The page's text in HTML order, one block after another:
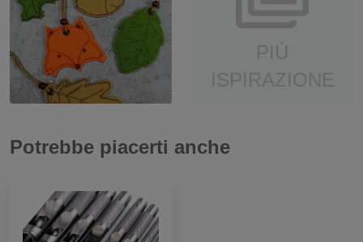
Potrebbe piacerti anche